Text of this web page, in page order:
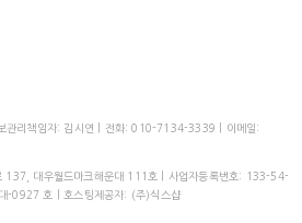
관리책임자: 김시연 | 전화: 010-7134-3339 | 이메일:
137, 대우월드마크해운대 111호 | 사업자등록번호: 133-54-
-0927 호 | 호스팅제공자: (주)식스샵